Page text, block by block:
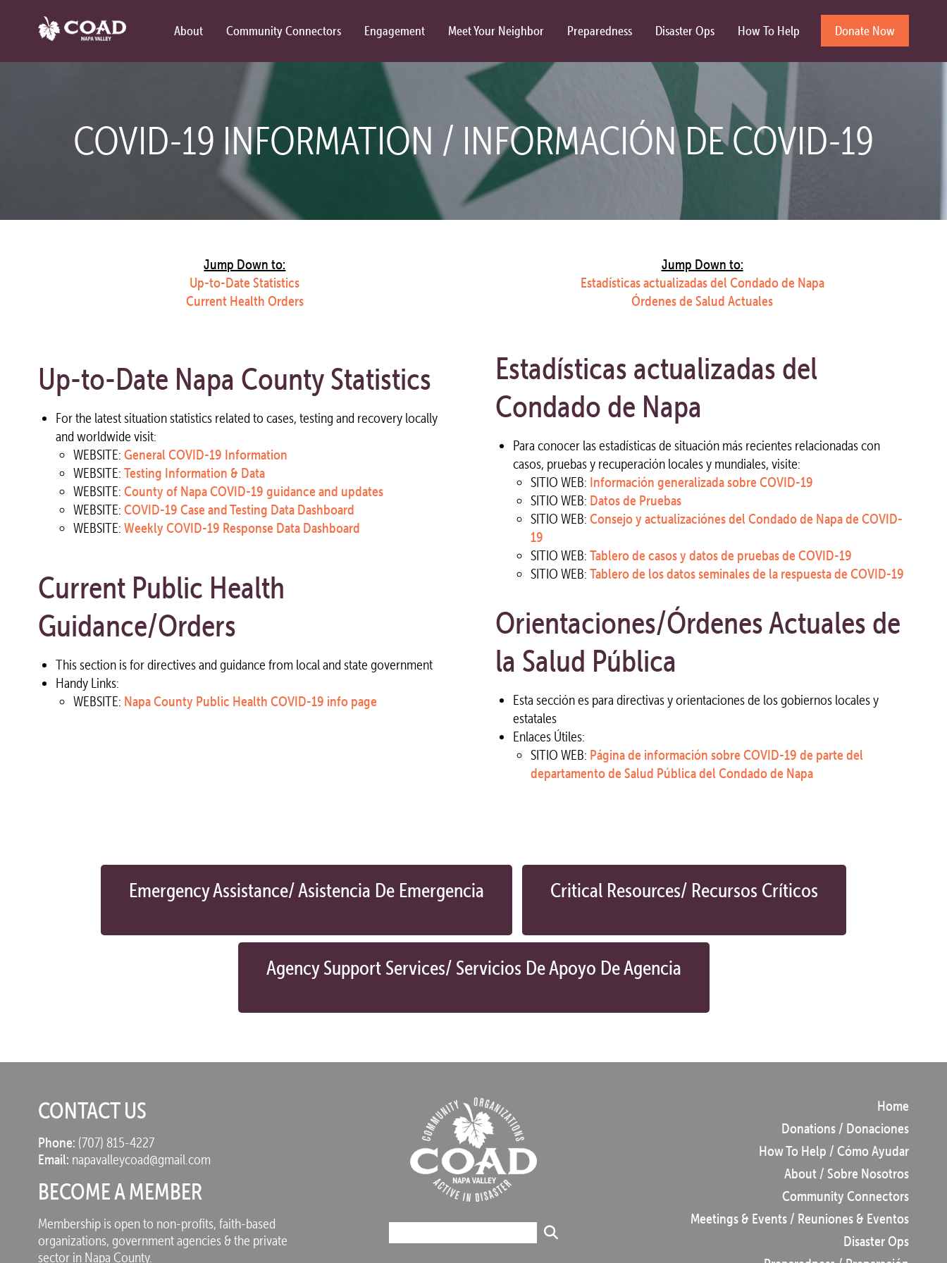
Donate Now
About Community Connectors Engagement Meet Your Neighbor Preparedness Disaster Ops How To Help
COVID-19 INFORMATION / INFORMACIÓN DE COVID-19
Jump Down to:
Up-to-Date Statistics
Current Health Orders
Up-to-Date Napa County Statistics
For the latest situation statistics related to cases, testing and recovery locally
and worldwide visit:
WEBSITE: General COVID-19 Information
WEBSITE: Testing Information & Data
WEBSITE: County of Napa COVID-19 guidance and updates
WEBSITE: COVID-19 Case and Testing Data Dashboard
WEBSITE: Weekly COVID-19 Response Data Dashboard
Current Public Health
Guidance/Orders
This section is for directives and guidance from local and state government
Handy Links:
WEBSITE: Napa County Public Health COVID-19 info page
Jump Down to:
Estadísticas actualizadas del Condado de Napa
Órdenes de Salud Actuales
Estadísticas actualizadas del
Condado de Napa
Para conocer las estadísticas de situación más recientes relacionadas con
casos, pruebas y recuperación locales y mundiales, visite:
SITIO WEB: Información generalizada sobre COVID-19
SITIO WEB: Datos de Pruebas
SITIO WEB: Consejo y actualizaciónes del Condado de Napa de COVID-
19
SITIO WEB: Tablero de casos y datos de pruebas de COVID-19
SITIO WEB: Tablero de los datos seminales de la respuesta de COVID-19
Orientaciones/Órdenes Actuales de
la Salud Pública
Esta sección es para directivas y orientaciones de los gobiernos locales y
estatales
Enlaces Útiles:
SITIO WEB: Página de información sobre COVID-19 de parte del
departamento de Salud Pública del Condado de Napa
Emergency Assistance/ Asistencia De Emergencia Critical Resources/ Recursos Críticos
Agency Support Services/ Servicios De Apoyo De Agencia
CONTACT US
Phone: (707) 815-4227
Email: napavalleycoad@gmail.com
BECOME A MEMBER
Membership is open to non-profits, faith-based
organizations, government agencies & the private
sector in Napa County.
Home
Donations / Donaciones
How To Help / Cómo Ayudar
About / Sobre Nosotros
Community Connectors
Meetings & Events / Reuniones & Eventos
Disaster Ops